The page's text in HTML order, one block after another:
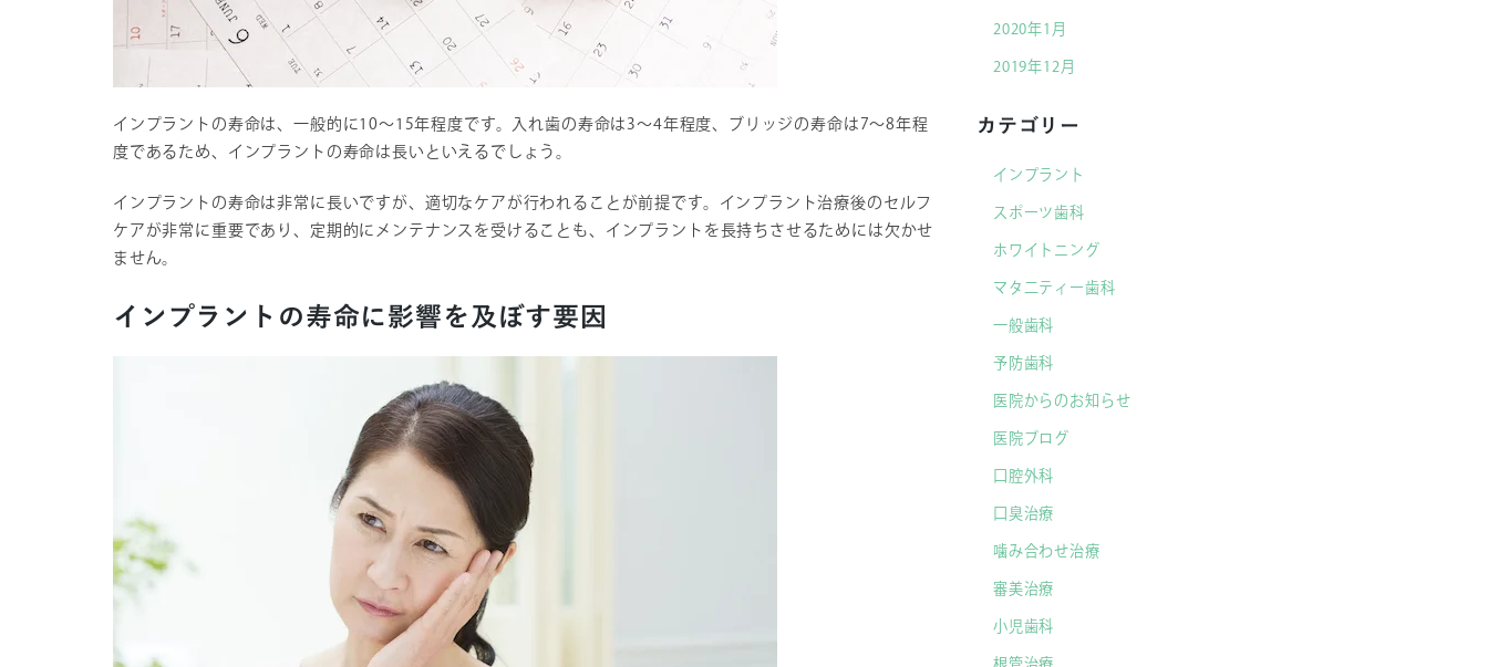
インプラントの寿命は、一般的に10～15年程度です。入れ歯の寿命は3～4年程度、ブリッジの寿命は7～8年程
度であるため、インプラントの寿命は長いといえるでしょう。
インプラントの寿命は非常に長いですが、適切なケアが行われることが前提です。インプラント治療後のセルフ
ケアが非常に重要であり、定期的にメンテナンスを受けることも、インプラントを長持ちさせるためには欠かせ
ません。
インプラントの寿命に影響を及ぼす要因
2020年1月
2019年12月
カテゴリー
インプラント
スポーツ歯科
ホワイトニング
マタ二ティー歯科
一般歯科
予防歯科
医院からのお知らせ
医院ブログ
口腔外科
口臭治療
噛み合わせ治療
審美治療
小児歯科
根管治療